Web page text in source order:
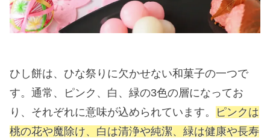
ひし餅は、ひな祭りに欠かせない和菓子の一つで
す。通常、ピンク、白、緑の3色の層になってお
り、それぞれに意味が込められています。
ピンクは
桃の花や魔除け、白は清浄や純潔、緑は健康や長寿